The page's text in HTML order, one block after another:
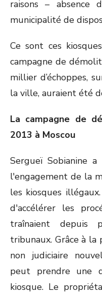
raisons –
municipalité de
Ce sont ces
campagne de
millier d’échoppes,
la ville, auraient été
La campagne de
2013 à Moscou
Sergueï Sobianine
l'engagement de la
les kiosques
d'accélérer les
traînaient depuis
tribunaux. Grâce à
non judiciaire
peut prendre une
kiosque. Le